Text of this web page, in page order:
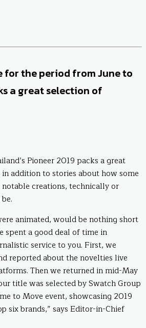
for the period from June to
a great selection of
Pioneer 2019 packs a great
addition to stories about how some
creations, technically or
animated, would be nothing short
spent a good deal of time in
service to you. First, we
reported about the novelties live
Then we returned in mid-May
title was selected by Swatch Group
to Move event, showcasing 2019
six brands,” says Editor-in-Chief